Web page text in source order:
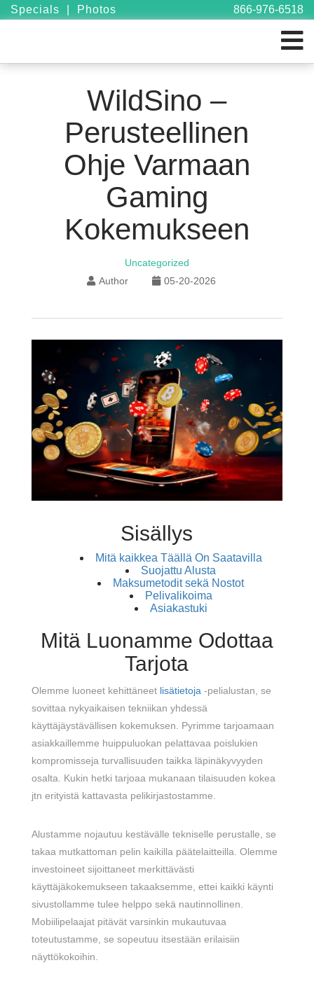
Specials Photos 866-976-6518
WildSino –
Perusteellinen
Ohje Varmaan
Gaming
Kokemukseen
Uncategorized
Author
05-20-2026
Sisällys
Mitä kaikkea Täällä On Saatavilla
Suojattu Alusta
Maksumetodit sekä Nostot
Pelivalikoima
Asiakastuki
Mitä Luonamme Odottaa
Tarjota
Olemme luoneet kehittäneet lisätietoja-pelialustan, se
sovittaa nykyaikaisen tekniikan yhdessä
käyttäjäystävällisen kokemuksen. Pyrimme tarjoamaan
asiakkaillemme huippuluokan pelattavaa poislukien
kompromisseja turvallisuuden taikka läpinäkyvyyden
osalta. Kukin hetki tarjoaa mukanaan tilaisuuden kokea
jtn erityistä kattavasta pelikirjastostamme.
Alustamme nojautuu kestävälle tekniselle perustalle, se
takaa mutkattoman pelin kaikilla päätelaitteilla. Olemme
investoineet sijoittaneet merkittävästi
käyttäjäkokemukseen takaaksemme, ettei kaikki käynti
sivustollamme tulee helppo sekä nautinnollinen.
Mobiilipelaajat pitävät varsinkin mukautuvaa
toteutustamme, se sopeutuu itsestään erilaisiin
näyttökokoihin.